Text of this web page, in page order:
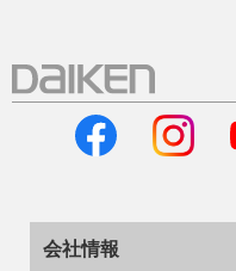
会社情報